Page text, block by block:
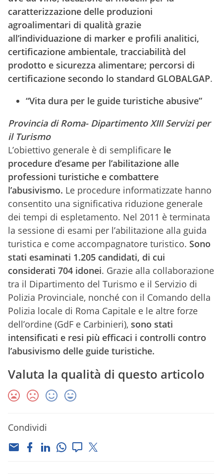
caratterizzazione delle produzioni
agroalimentari di qualità grazie
all’individuazione di marker e profili analitici,
certificazione ambientale, tracciabilità del
prodotto e sicurezza alimentare; percorsi di
certificazione secondo lo standard GLOBALGAP.
“Vita dura per le guide turistiche abusive”
Provincia di Roma- Dipartimento XIII Servizi per
il Turismo
L’obiettivo generale è di semplificare le
procedure d’esame per l’abilitazione alle
professioni turistiche e combattere
l’abusivismo. Le procedure informatizzate hanno
consentito una significativa riduzione generale
dei tempi di espletamento. Nel 2011 è terminata
la sessione di esami per l’abilitazione alla guida
turistica e come accompagnatore turistico. Sono
stati esaminati 1.205 candidati, di cui
considerati 704 idonei. Grazie alla collaborazione
tra il Dipartimento del Turismo e il Servizio di
Polizia Provinciale, nonché con il Comando della
Polizia locale di Roma Capitale e le altre forze
dell’ordine (GdF e Carbinieri), sono stati
intensificati e resi più efficaci i controlli contro
l’abusivismo delle guide turistiche.
Valuta la qualità di questo articolo
Condividi